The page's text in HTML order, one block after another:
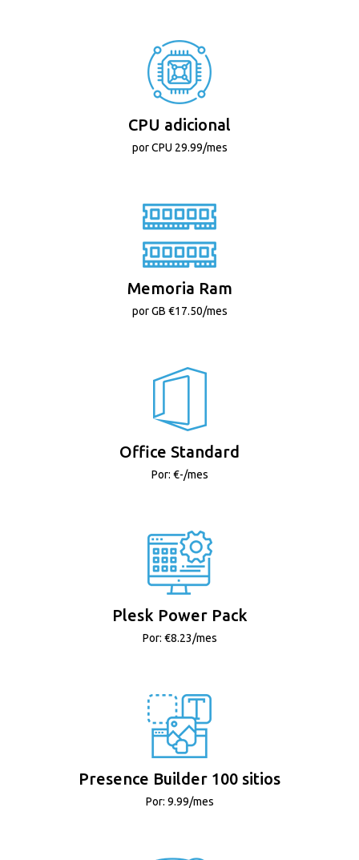
CPU adicional
por CPU 29.99/mes
Memoria Ram
por GB €17.50/mes
Office Standard
Por: €-/mes
Plesk Power Pack
Por: €8.23/mes
Presence Builder 100 sitios
Por: 9.99/mes